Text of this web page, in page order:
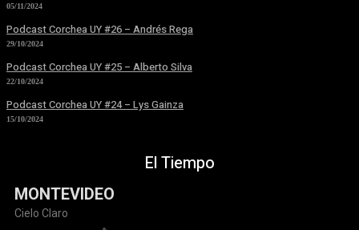
05/11/2024
Podcast Corchea UY #26 – Andrés Rega
29/10/2024
Podcast Corchea UY #25 – Alberto Silva
22/10/2024
Podcast Corchea UY #24 – Lys Gainza
15/10/2024
El Tiempo
MONTEVIDEO
Cielo Claro